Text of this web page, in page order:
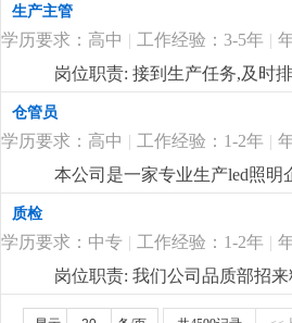
生产主管
学历要求：高中 | 工作经验：3-5年 |
岗位职责: 接到生产任务,及时
仓管员
学历要求：高中 | 工作经验：1-2年 |
本公司是一家专业生产led照
盛，福利好。因业务扩展需要
库流程熟悉，对数据敏感，
管需要拉叉车送物料到车间，
质检
学历要求：中专 | 工作经验：1-2年 |
岗位职责: 我们公司品质部招
器行业的品质工作。2、熟悉